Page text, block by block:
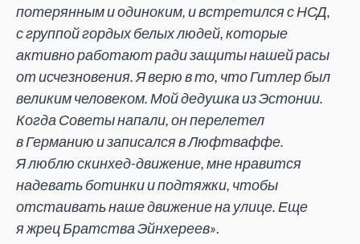
потерянным и одиноким, и встретился с НСД,
с группой гордых белых людей, которые
активно работают ради защиты нашей расы
от исчезновения. Я верю в то, что Гитлер был
великим человеком. Мой дедушка из Эстонии.
Когда Советы напали, он перелетел
в Германию и записался в Люфтваффе.
Я люблю скинхед-движение, мне нравится
надевать ботинки и подтяжки, чтобы
отстаивать наше движение на улице. Еще
я жрец Братства Эйнхереев».